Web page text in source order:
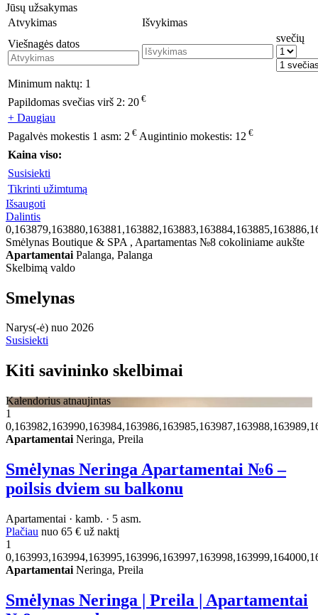
Jūsų užsakymas
Atvykimas
Išvykimas
Viešnagės datos
svečių
Minimum naktų: 1
Papildomas svečias virš 2: 20 €
+ Daugiau
Pagalvės mokestis 1 asm: 2 € Augintinio mokestis: 12 €
Kaina viso:
Susisiekti
Tikrinti užimtumą
Išsaugoti
Dalintis
Smėlynas Boutique & SPA , Apartamentas №8 cokoliniame aukšte
Apartamentai Palanga, Palanga
Skelbimą valdo
Smelynas
Narys(-ė) nuo 2026
Susisiekti
Kiti savininko skelbimai
Kalendorius atnaujintas
1
Apartamentai Neringa, Preila
Smėlynas Neringa Apartamentai №6 –
poilsis dviem su balkonu
Apartamentai · kamb. · 5 asm.
Plačiau nuo 65 € už naktį
1
Apartamentai Neringa, Preila
Smėlynas Neringa | Preila | Apartamentai